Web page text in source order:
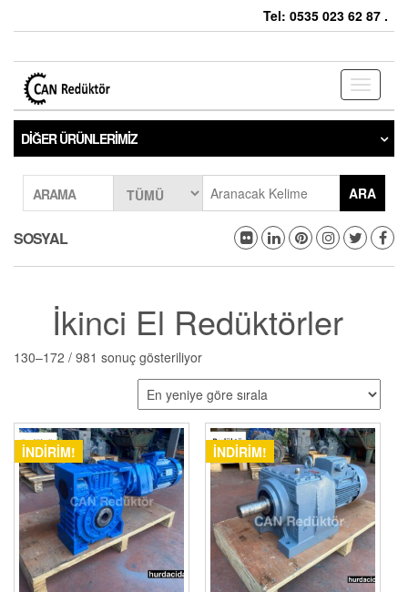
Tel: 0535 023 62 87 .
Toggle
DIĞER ÜRÜNLERIMIZ
ARAMA ARA
SOSYAL
İkinci El Redüktörler
130–172 / 981 sonuç gösteriliyor
İNDIRIM! İNDIRIM!